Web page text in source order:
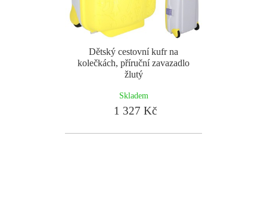
Dětský cestovní kufr na
kolečkách, příruční zavazadlo
žlutý
Skladem
1 327 Kč